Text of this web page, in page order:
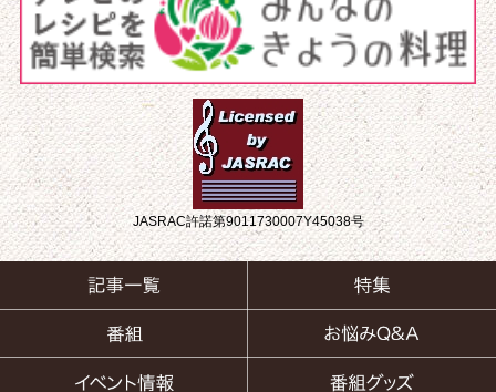
JASRAC許諾第9011730007Y45038号